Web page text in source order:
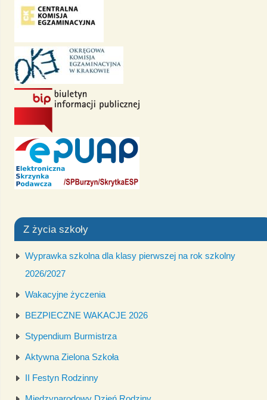
Z życia szkoły
Wyprawka szkolna dla klasy pierwszej na rok szkolny
2026/2027
Wakacyjne życzenia
BEZPIECZNE WAKACJE 2026
Stypendium Burmistrza
Aktywna Zielona Szkoła
II Festyn Rodzinny